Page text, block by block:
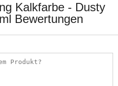
Kalkfarbe - Dusty
Bewertungen